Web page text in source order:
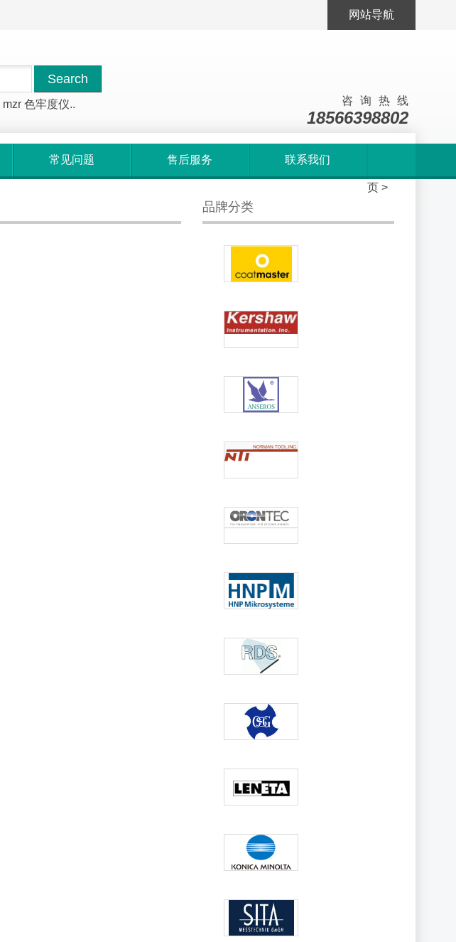
网站导航
mzr 色牢度仪.. 咨询热线
18566398802
常见问题 售后服务 联系我们
页 >
品牌分类